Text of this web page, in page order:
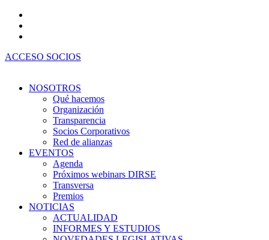
contenido
ACCESO SOCIOS
NOSOTROS
Qué hacemos
Organización
Transparencia
Socios Corporativos
Red de alianzas
EVENTOS
Agenda
Próximos webinars DIRSE
Transversa
Premios
NOTICIAS
ACTUALIDAD
INFORMES Y ESTUDIOS